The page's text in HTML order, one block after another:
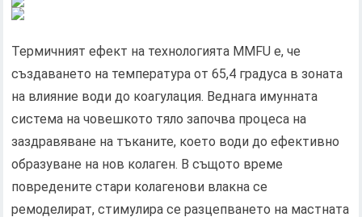
Термичният ефект на технологията MMFU е, че
създаването на температура от 65,4 градуса в зоната
на влияние води до коагулация. Веднага имунната
система на човешкото тяло започва процеса на
заздравяване на тъканите, което води до ефективно
образуване на нов колаген. В същото време
повредените стари колагенови влакна се
ремоделират, стимулира се разцепването на мастната